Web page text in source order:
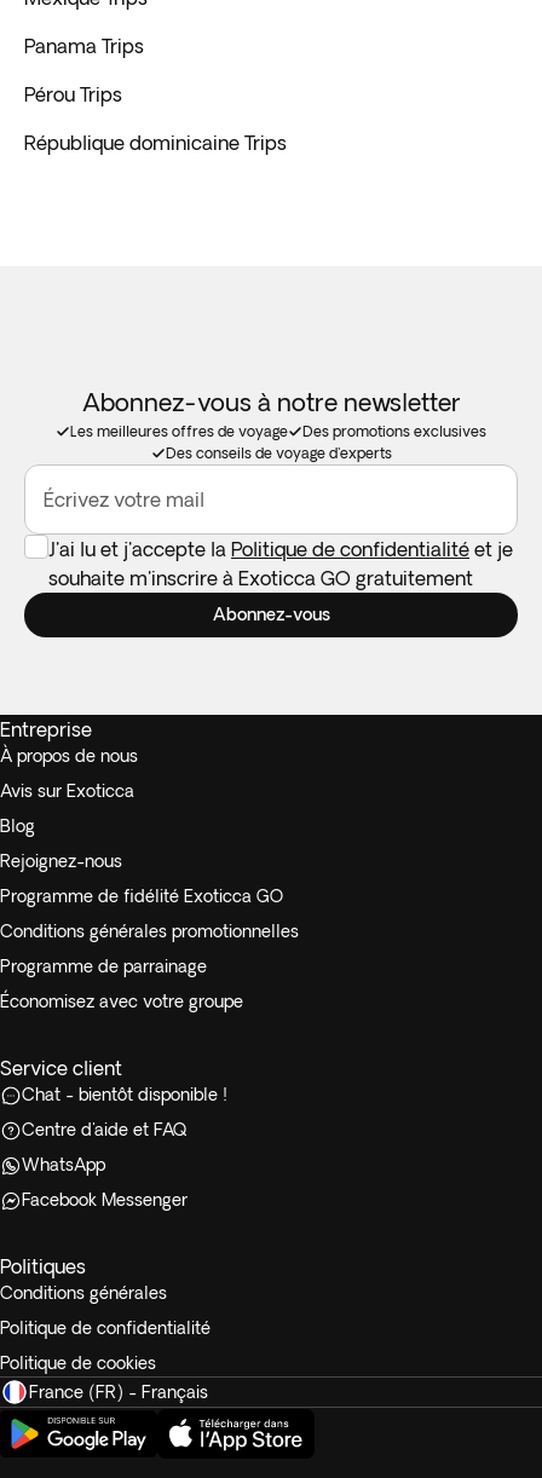
Panama Trips
Pérou Trips
République dominicaine Trips
Abonnez-vous à notre newsletter
Les meilleures offres de voyage
Des promotions exclusives
Des conseils de voyage d'experts
Écrivez votre mail
J'ai lu et j'accepte la Politique de confidentialité et je
souhaite m'inscrire à Exoticca GO gratuitement
Abonnez-vous
Entreprise
À propos de nous
Avis sur Exoticca
Blog
Rejoignez-nous
Programme de fidélité Exoticca GO
Conditions générales promotionnelles
Programme de parrainage
Économisez avec votre groupe
Service client
Chat - bientôt disponible !
Centre d'aide et FAQ
WhatsApp
Facebook Messenger
Politiques
Conditions générales
Politique de confidentialité
Politique de cookies
France (FR) - Français